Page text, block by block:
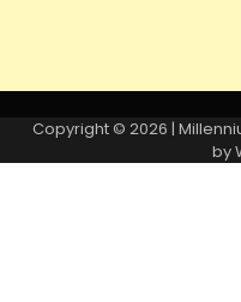
Copyright © 2026 |
by